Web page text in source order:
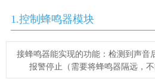
1.控制蜂鸣器模块
接蜂鸣器能实现的功能：检测到声音
报警停止（需要将蜂鸣器隔远，